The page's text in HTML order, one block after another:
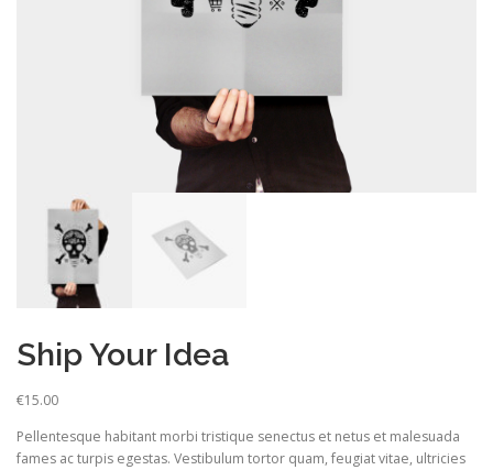
Ship Your Idea
€15.00
Pellentesque habitant morbi tristique senectus et netus et malesuada
fames ac turpis egestas. Vestibulum tortor quam, feugiat vitae, ultricies